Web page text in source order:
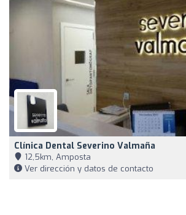
Clínica Dental Severino Valmaña
12,5km, Amposta
Ver dirección y datos de contacto